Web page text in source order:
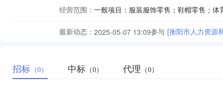
经营范围：
最新动态： 2025-05-07 13:09参与 [衡阳市人力资源
招标 （0） 中标 （0） 代理 （0）